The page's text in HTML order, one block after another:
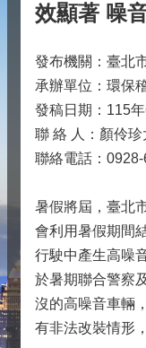
效顯著 噪
發布機關：臺北
承辦單位：環保
發稿日期：115
聯 絡 人：顏伶珍
聯絡電話：
暑假將屆，臺北
會利用暑假期間
行駛中產生高噪
於暑期聯合警察
沒的高噪音車輛
有非法改裝情形